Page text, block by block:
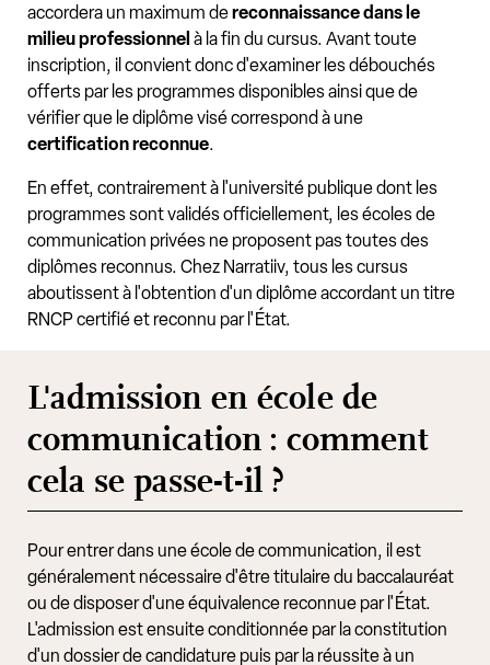
accordera un maximum dereconnaissance dans le
milieu professionnel à la fin du cursus. Avant toute
inscription, il convient donc d'examiner les débouchés
offerts par les programmes disponibles ainsi que de
vérifier que le diplôme visé correspond à une
certification reconnue.
En effet, contrairement à l'université publique dont les
programmes sont validés officiellement, les écoles de
communication privées ne proposent pas toutes des
diplômes reconnus. Chez Narratiiv, tous les cursus
aboutissent à l'obtention d'un diplôme accordant un titre
RNCP certifié et reconnu par l'État.
L'admission en école de
communication : comment
cela se passe-t-il ?
Pour entrer dans une école de communication, il est
généralement nécessaire d'être titulaire du baccalauréat
ou de disposer d'une équivalence reconnue par l'État.
L'admission est ensuite conditionnée par la constitution
d'un dossier de candidature puis par la réussite à un